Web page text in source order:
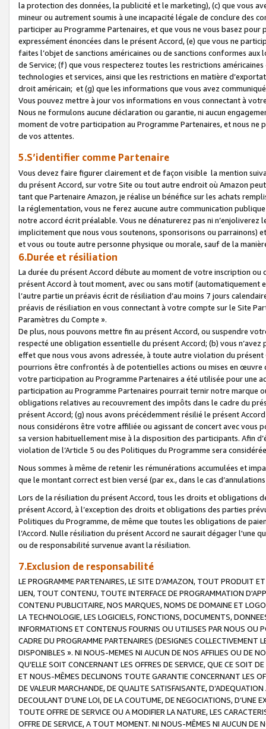
la protection des données, la publicité et le marketing), (c) que vous
mineur ou autrement soumis à une incapacité légale de conclure des
participer au Programme Partenaires, et que vous ne vous basez
expressément énoncées dans le présent Accord, (e) que vous ne
faites l’objet de sanctions américaines ou de sanctions conformes
de Service; (f) que vous respecterez toutes les restrictions
technologies et services, ainsi que les restrictions en matière
droit américain; et (g) que les informations que vous avez
Vous pouvez mettre à jour vos informations en vous connectant à
Nous ne formulons aucune déclaration ou garantie, ni aucun
moment de votre participation au Programme Partenaires, et nous
de vos attentes.
5.S’identifier comme Partenaire
Vous devez faire figurer clairement et de façon visible la mention
du présent Accord, sur votre Site ou tout autre endroit où Amazon
tant que Partenaire Amazon, je réalise un bénéfice sur les achats
la réglementation, vous ne ferez aucune autre communication
notre accord écrit préalable. Vous ne dénaturerez pas ni
implicitement que nous vous soutenons, sponsorisons ou parrainons)
et vous ou toute autre personne physique ou morale, sauf de la
6.Durée et résiliation
La durée du présent Accord débute au moment de votre inscription
présent Accord à tout moment, avec ou sans motif (automatiquement
l’autre partie un préavis écrit de résiliation d’au moins 7 jours
préavis de résiliation en vous connectant à votre compte sur le Site
Paramètres du Compte ».
De plus, nous pouvons mettre fin au présent Accord, ou suspendre
respecté une obligation essentielle du présent Accord; (b) vous
effet que nous vous avons adressée, à toute autre violation du
pourrions être confrontés à de potentielles actions ou mises en
votre participation au Programme Partenaires a été utilisée pour une
participation au Programme Partenaires pourrait ternir notre marque
obligations relatives au recouvrement des impôts dans le cadre du
présent Accord; (g) nous avons précédemment résilié le présent
nous considérons être votre affiliée ou agissant de concert avec vous
sa version habituellement mise à la disposition des participants. Afin
violation de l’Article 5 ou des Politiques du Programme sera
Nous sommes à même de retenir les rémunérations accumulées et
que le montant correct est bien versé (par ex., dans le cas
Lors de la résiliation du présent Accord, tous les droits et obligations
présent Accord, à l’exception des droits et obligations des parties
Politiques du Programme, de même que toutes les obligations de
l’Accord. Nulle résiliation du présent Accord ne saurait dégager l'une
ou de responsabilité survenue avant la résiliation.
7.Exclusion de responsabilité
LE PROGRAMME PARTENAIRES, LE SITE D’AMAZON, TOUT PRODUIT
LIEN, TOUT CONTENU, TOUTE INTERFACE DE PROGRAMMATION
CONTENU PUBLICITAIRE, NOS MARQUES, NOMS DE DOMAINE ET
LA TECHNOLOGIE, LES LOGICIELS, FONCTIONS, DOCUMENTS,
INFORMATIONS ET CONTENUS FOURNIS OU UTILISES PAR NOUS OU
CADRE DU PROGRAMME PARTENAIRES (DESIGNES COLLECTIVEMENT
DISPONIBLES ». NI NOUS-MEMES NI AUCUN DE NOS AFFILIES OU DE
QU’ELLE SOIT CONCERNANT LES OFFRES DE SERVICE, QUE CE SOIT
ET NOUS-MÊMES DECLINONS TOUTE GARANTIE CONCERNANT LES
DE VALEUR MARCHANDE, DE QUALITE SATISFAISANTE,
DECOULANT D’UNE LOI, DE LA COUTUME, DE NEGOCIATIONS, D’UNE
TOUTE OFFRE DE SERVICE OU A MODIFIER LA NATURE, LES
OFFRE DE SERVICE, A TOUT MOMENT. NI NOUS-MÊMES NI AUCUN DE